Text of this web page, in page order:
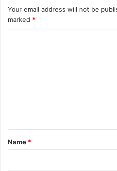
Your email address will not be
marked *
*
Name *